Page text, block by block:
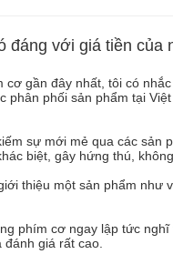
đáng với giá tiền của
cơ gần đây nhất, tôi có
phân phối sản phẩm tại
sự mới mẻ qua các sản
biệt, gây hứng thú,
thiệu một sản phẩm
phím cơ ngay lập tức
giá rất cao.